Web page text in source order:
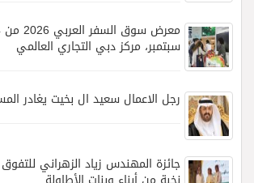
سبتمبر، مركز دبي التجاري العالمي
رجل الاعمال سعيد ال بخيت يغادر
جائزة المهندس زياد الزهراني